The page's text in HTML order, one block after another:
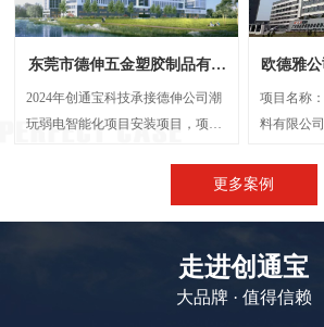
配件、精密仪器设备及其零配件
电智能化承接方，主要负责建设
UPS后备电源系统、UPS动环监测
系统、楼层弱电井配电建设等等
又能独立
东莞市德伸五金塑胶制品有限
2024年创通宝科技承接德伸公司潮
玩弱电智能化项目安装项目，项目
房建设、视频监控系统、信息网络
欧德雅
项目名称
料有限公
禁系统、
更多案例
走进创通宝
大品牌 · 值得信赖